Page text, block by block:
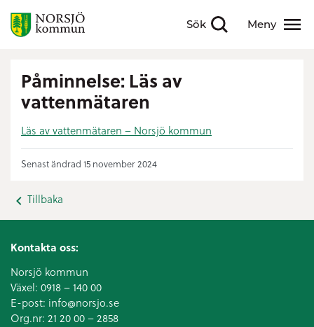
Sök
Visa sökfält Meny
Visa meny
Påminnelse: Läs av
vattenmätaren
Läs av vattenmätaren – Norsjö kommun
Senast ändrad 15 november 2024
Tillbaka
Kontakta oss:
Norsjö kommun
Växel: 0918 – 140 00
E-post: info@norsjo.se
Org.nr: 21 20 00 – 2858